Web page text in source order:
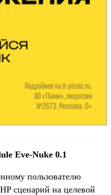
Eve-Nuke 0.1
пользователю
сценарий на целевой